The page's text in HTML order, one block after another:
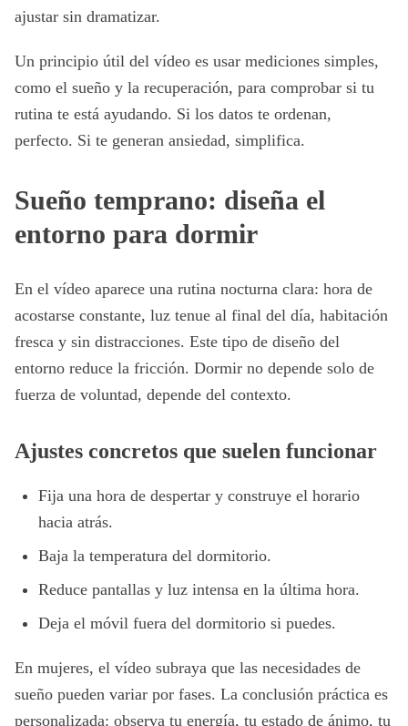
ajustar sin dramatizar.
Un principio útil del vídeo es usar mediciones simples,
como el sueño y la recuperación, para comprobar si tu
rutina te está ayudando. Si los datos te ordenan,
perfecto. Si te generan ansiedad, simplifica.
Sueño temprano: diseña el
entorno para dormir
En el vídeo aparece una rutina nocturna clara: hora de
acostarse constante, luz tenue al final del día, habitación
fresca y sin distracciones. Este tipo de diseño del
entorno reduce la fricción. Dormir no depende solo de
fuerza de voluntad, depende del contexto.
Ajustes concretos que suelen funcionar
Fija una hora de despertar y construye el horario
hacia atrás.
Baja la temperatura del dormitorio.
Reduce pantallas y luz intensa en la última hora.
Deja el móvil fuera del dormitorio si puedes.
En mujeres, el vídeo subraya que las necesidades de
sueño pueden variar por fases. La conclusión práctica es
personalizada: observa tu energía, tu estado de ánimo, tu